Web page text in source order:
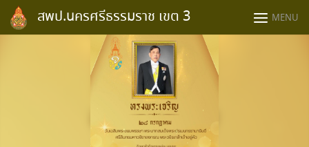
content
สพป.นครศรีธรรมราช เขต 3 MENU